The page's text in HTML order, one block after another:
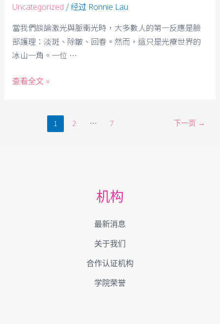
Uncategorized / 经过 Ronnie Lau
當我們談論激光與脈衝光時，大多數人的第一反應是臉
部護理：淡斑、除皺、回春。然而，這只是光療世界的
冰山一角。一位 …
查看全文 »
1 2 … 7 下一页 →
机构
最新消息
关于我们
合作认证机构
学院荣誉